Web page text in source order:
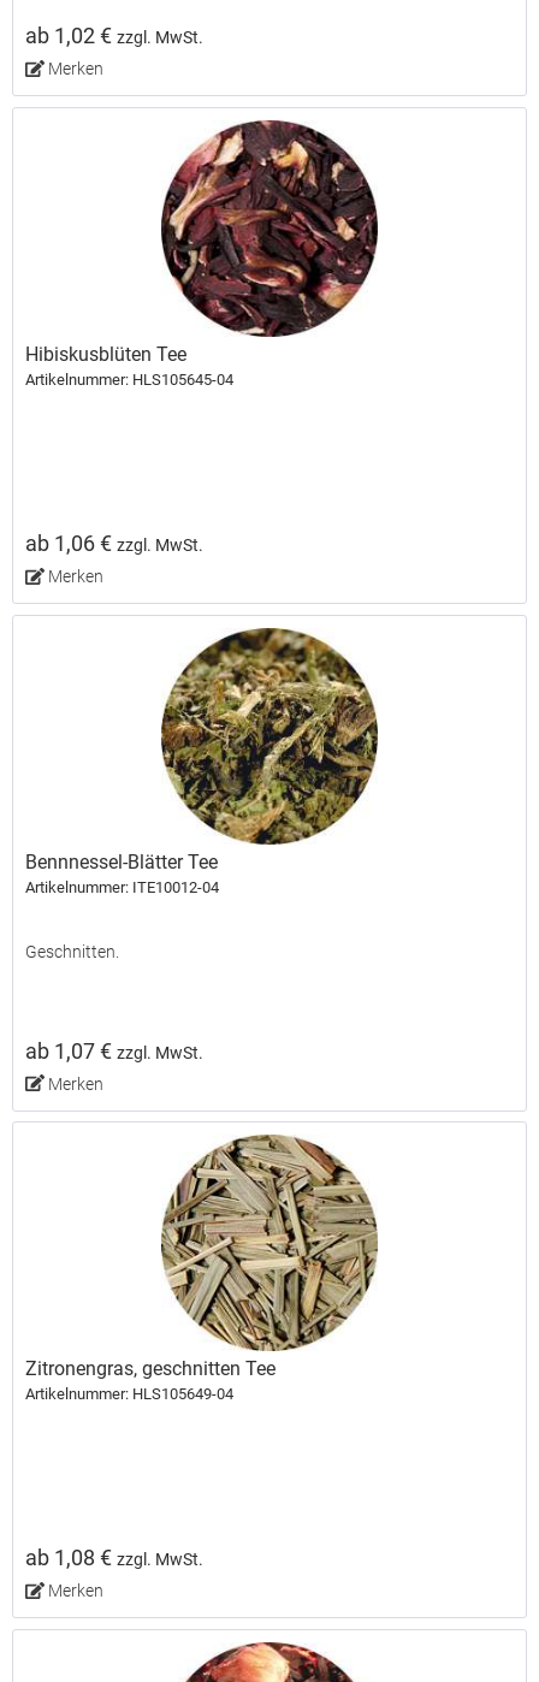
ab 1,02 €zzgl. MwSt.
Merken
Hibiskusblüten Tee
Artikelnummer: HLS105645-04
ab 1,06 €zzgl. MwSt.
Merken
Bennnessel-Blätter Tee
Artikelnummer: ITE10012-04
Geschnitten.
ab 1,07 €zzgl. MwSt.
Merken
Zitronengras, geschnitten Tee
Artikelnummer: HLS105649-04
ab 1,08 €zzgl. MwSt.
Merken